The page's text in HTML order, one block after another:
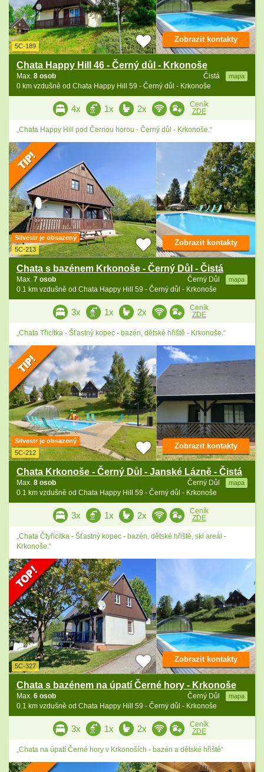
5C-189
Chata Happy Hill 46 - Černý důl - Krkonoše
Čistá mapa
Max. 8 osob
0 km vzdušně od Chata Happy Hill 59 - Černý důl - Krkonoše
Zobrazit kontakty
4x 1x 2x
Ceník
ZDE
„Chata Happy Hill pod Černou horou - Černý důl - Krkonoše.“
Silvestr je obsazený
5C-213
Chata s bazénem Krkonoše - Černý Důl - Čistá
Černý Důl mapa
Max. 7 osob
0.1 km vzdušně od Chata Happy Hill 59 - Černý důl - Krkonoše
Zobrazit kontakty
3x 1x 2x
Ceník
ZDE
„Chata Třicítka - Šťastný kopec - bazén, dětské hřiště - Krkonoše.“
Silvestr je obsazený
5C-212
Chata Krkonoše - Černý Důl - Janské Lázně - Čistá
Černý Důl mapa
Max. 8 osob
0.1 km vzdušně od Chata Happy Hill 59 - Černý důl - Krkonoše
Zobrazit kontakty
3x 1x 2x
Ceník
ZDE
„Chata Čtyřicítka - Šťastný kopec - bazén, dětské hřiště, ski areál -
Krkonoše.“
5C-327
Chata s bazénem na úpatí Černé hory - Krkonoše
Černý Důl mapa
Max. 6 osob
0.1 km vzdušně od Chata Happy Hill 59 - Černý důl - Krkonoše
Zobrazit kontakty
3x 1x 2x
Ceník
ZDE
„Chata na úpatí Černé hory v Krkonoších - bazén a dětské hřiště“